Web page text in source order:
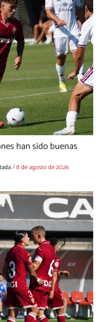
han sido buenas
/8 de agosto de 2026